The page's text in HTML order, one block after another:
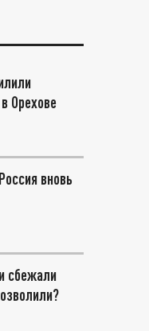
Орехове
вновь
сбежали